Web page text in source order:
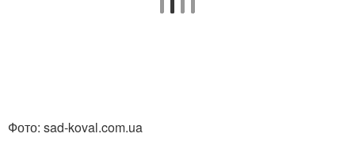
Фото: sad-koval.com.ua